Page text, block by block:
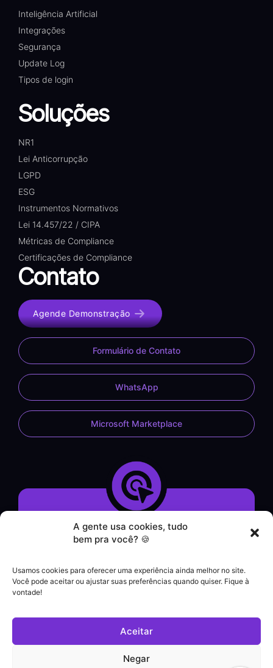
A gente usa cookies, tudo
bem pra você? 🍪
Usamos cookies para oferecer uma experiência ainda melhor no site.
Você pode aceitar ou ajustar suas preferências quando quiser. Fique à
vontade!
Aceitar
Negar
Inteligência Artificial
Integrações
Segurança
Update Log
Tipos de login
Soluções
NR1
Lei Anticorrupção
LGPD
ESG
Instrumentos Normativos
Lei 14.457/22 / CIPA
Métricas de Compliance
Certificações de Compliance
Contato
Agende Demonstração
Formulário de Contato
WhatsApp
Microsoft Marketplace
Demonstração do Sistema
Formulário de Contato
Helpdesk
|
Suporte a clientes
(21) 3180-0616